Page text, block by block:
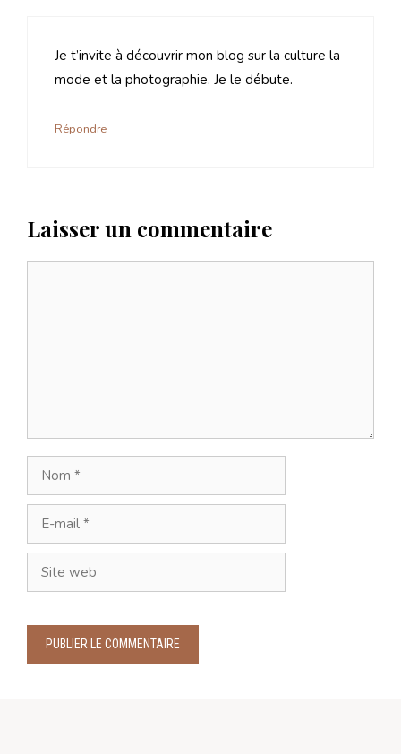
Je t’invite à découvrir mon blog sur la culture la
mode et la photographie. Je le débute.
Répondre
Laisser un commentaire
Nom
mail
Site
web